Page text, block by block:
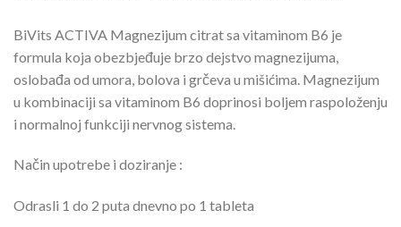
BiVits ACTIVA Magnezijum citrat sa vitaminom B6 je
formula koja obezbjeđuje brzo dejstvo magnezijuma,
oslobađa od umora, bolova i grčeva u mišićima. Magnezijum
u kombinaciji sa vitaminom B6 doprinosi boljem raspoloženju
i normalnoj funkciji nervnog sistema.
Način upotrebe i doziranje :
Odrasli 1 do 2 puta dnevno po 1 tableta